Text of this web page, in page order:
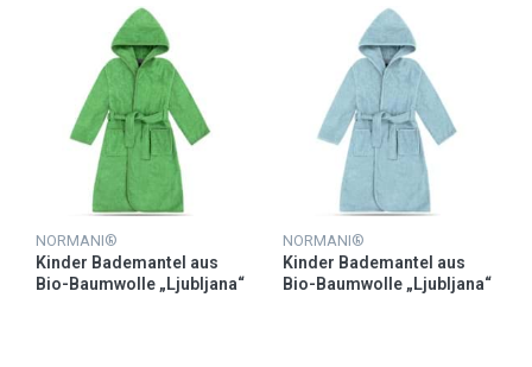
NORMANI®
Kinder Bademantel aus
Bio-Baumwolle „Ljubljana“
NORMANI®
Kinder Bademantel aus
Bio-Baumwolle „Ljubljana“